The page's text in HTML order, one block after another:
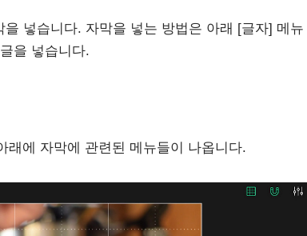
넣습니다. 자막을 넣는 방법은 아래 [글자] 메뉴
을 넣습니다.
래에 자막에 관련된 메뉴들이 나옵니다.